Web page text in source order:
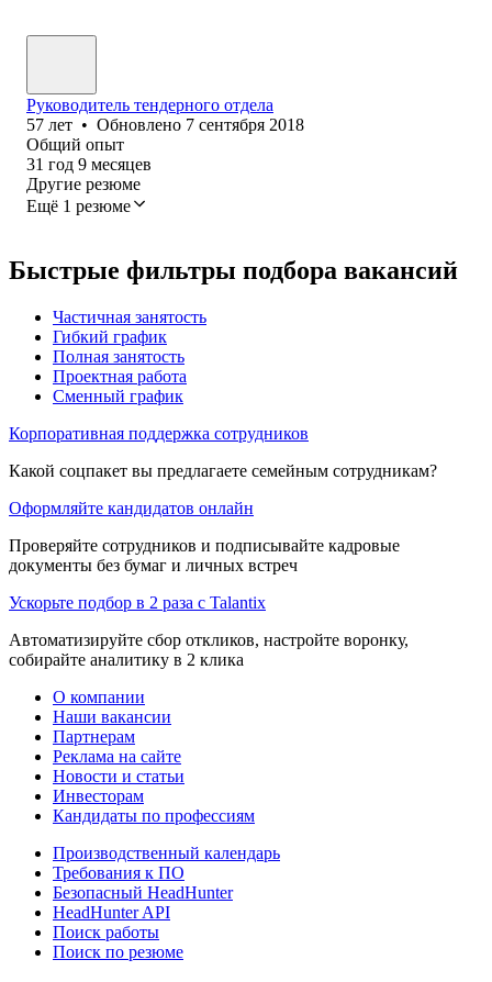
Руководитель тендерного отдела
57 лет • Обновлено 7 сентября 2018
Общий опыт
31 год 9 месяцев
Другие резюме
Ещё 1 резюме
Быстрые фильтры подбора вакансий
Частичная занятость
Гибкий график
Полная занятость
Проектная работа
Сменный график
Корпоративная поддержка сотрудников
Какой соцпакет вы предлагаете семейным сотрудникам?
Оформляйте кандидатов онлайн
Проверяйте сотрудников и подписывайте кадровые
документы без бумаг и личных встреч
Ускорьте подбор в 2 раза с Talantix
Автоматизируйте сбор откликов, настройте воронку,
собирайте аналитику в 2 клика
О компании
Наши вакансии
Партнерам
Реклама на сайте
Новости и статьи
Инвесторам
Кандидаты по профессиям
Производственный календарь
Требования к ПО
Безопасный HeadHunter
HeadHunter API
Поиск работы
Поиск по резюме